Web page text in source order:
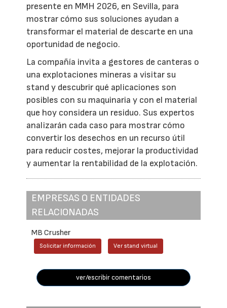
presente en MMH 2026, en Sevilla, para
mostrar cómo sus soluciones ayudan a
transformar el material de descarte en una
oportunidad de negocio.
La compañía invita a gestores de canteras o
una explotaciones mineras a visitar su
stand y descubrir qué aplicaciones son
posibles con su maquinaria y con el material
que hoy considera un residuo. Sus expertos
analizarán cada caso para mostrar cómo
convertir los desechos en un recurso útil
para reducir costes, mejorar la productividad
y aumentar la rentabilidad de la explotación.
EMPRESAS O ENTIDADES
RELACIONADAS
MB Crusher
Solicitar información Ver stand virtual
ver/escribir comentarios